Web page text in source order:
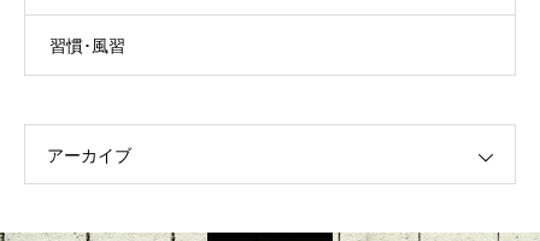
習慣･風習
アーカイブ